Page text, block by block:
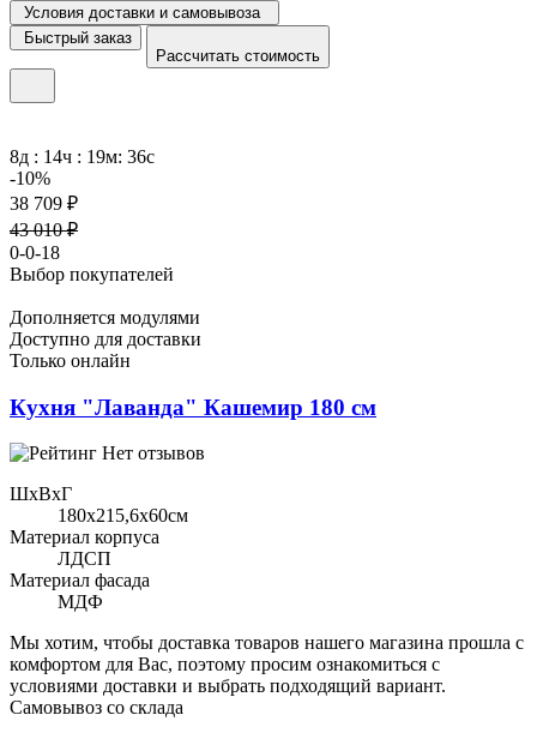
Условия доставки и самовывоза
Быстрый заказ
Рассчитать стоимость
8д : 14ч : 19м: 36с
-10%
38 709 ₽
43 010 ₽
0-0-18
Выбор покупателей
Дополняется модулями
Доступно для доставки
Только онлайн
Кухня "Лаванда" Кашемир 180 см
Нет отзывов
ШхВхГ
180x215,6х60см
Материал корпуса
ЛДСП
Материал фасада
МДФ
Мы хотим, чтобы доставка товаров нашего магазина прошла с
комфортом для Вас, поэтому просим ознакомиться с
условиями доставки и выбрать подходящий вариант.
Самовывоз со склада